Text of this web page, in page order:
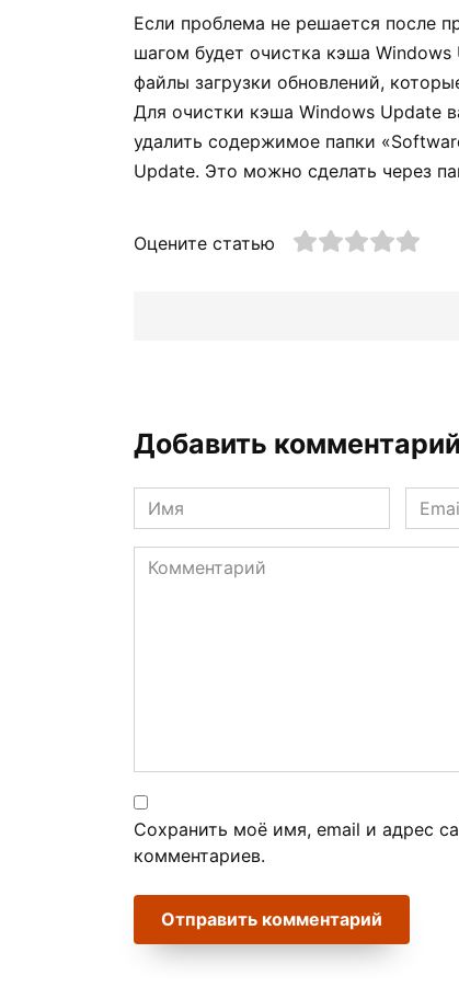
Если проблема не решается после
шагом будет очистка кэша
файлы загрузки обновлений,
Для очистки кэша Windows Update
удалить содержимое папки
Update. Это можно сделать через
Оцените статью
Добавить комментарий
Имя
*
Email
*
Комментарий
Сохранить моё имя, email и адрес
комментариев.